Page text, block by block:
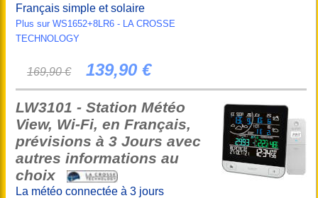
Français simple et solaire
Plus sur WS1652+8LR6 - LA CROSSE
TECHNOLOGY
169,90 € 139,90 €
LW3101 - Station Météo
View, Wi-Fi, en Français,
prévisions à 3 Jours avec
autres informations au
choix
La météo connectée à 3 jours